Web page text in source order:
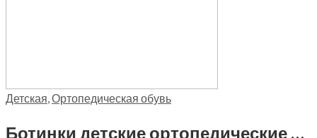
Детская,Ортопедическая обувь
Ботинки детские ортопедические утепленные Twiki, TW-411-8 цвет красный металлик